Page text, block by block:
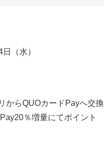
（水）
からQUOカードPayへ交換
％増量にてポイント